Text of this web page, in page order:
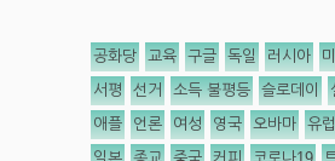
공화당 교육 구글 독일 러시아
서평 선거 소득 불평등 슬로데이
애플 언론 여성 영국 오바마 유럽